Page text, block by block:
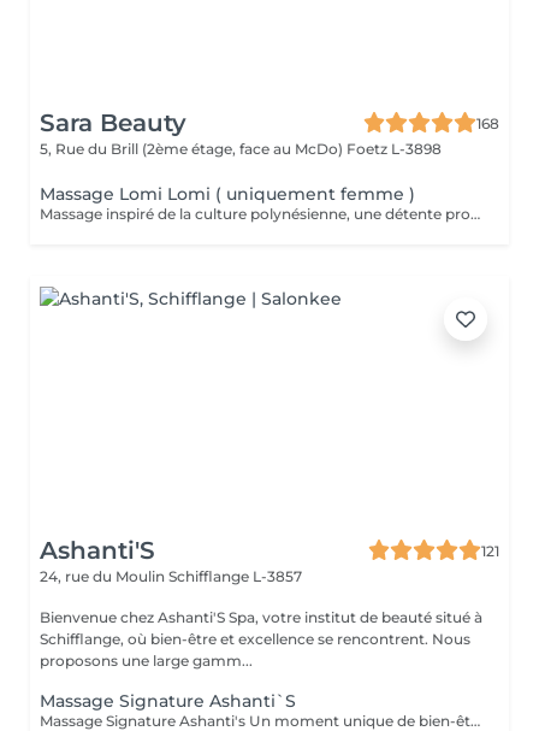
Sara Beauty
168
5, Rue du Brill (2ème étage, face au McDo) Foetz L-3898
Massage Lomi Lomi ( uniquement femme )
Massage inspiré de la culture polynésienne, une détente profonde au rythmes changeants comme les vagues
Ashanti'S
121
24, rue du Moulin Schifflange L-3857
Bienvenue chez Ashanti'S Spa, votre institut de beauté situé à
Schifflange, où bien-être et excellence se rencontrent. Nous
proposons une large gamm...
Massage Signature Ashanti`S
Massage Signature Ashanti's Un moment unique de bien-être, entièrement personnalisé selon vos besoins. Notre praticienne se tient au plus proche du client, à l'écoute de chaque tension et chaque zone sensible. Ce massage est conçu pour identifier et libérer les points de tension sur le corps, favoriser la relaxation profonde et rétablir l'harmonie physique et mentale. Caractéristiques : Approche sur-mesure selon votre état et vos besoins Techniques combinées pour soulager les tensions musculaires Accent sur les points de stress et zones sensibles Relaxation totale et sensation de légèreté après la séance Résultat : un corps détendu, revitalisé et une sensation de sérénité durable